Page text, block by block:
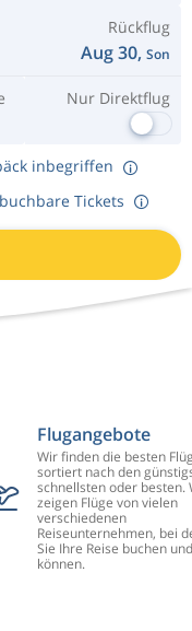
Rückflug
Aug 30, Son
Nur Direktflug
inbegriffen
Tickets
Flugangebote
Wir finden die besten
sortiert nach den
schnellsten oder besten.
zeigen Flüge von vielen
verschiedenen
Reiseunternehmen, bei
Sie Ihre Reise buchen
können.